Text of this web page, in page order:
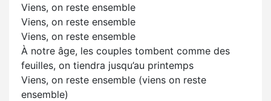
Viens, on reste ensemble
Viens, on reste ensemble
Viens, on reste ensemble
À notre âge, les couples tombent comme des
feuilles, on tiendra jusqu’au printemps
Viens, on reste ensemble (viens on reste
ensemble)